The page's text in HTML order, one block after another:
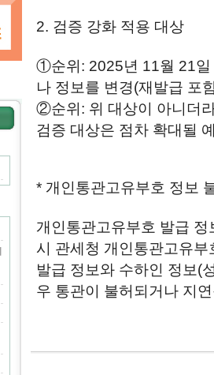
2. 검증 강화 적용 대상
①순위: 2025년 11월 21일
나 정보를 변경(재발급 포
②순위: 위 대상이 아니더
검증 대상은 점차 확대될
* 개인통관고유부호 정보
개인통관고유부호 발급
시 관세청 개인통관고유
발급 정보와 수하인 정보(
우 통관이 불허되거나 지